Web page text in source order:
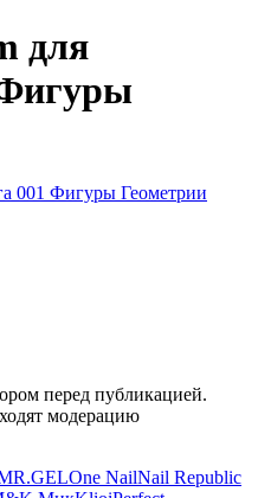
для
перед публикацией.
модерацию
One NailNail Republic